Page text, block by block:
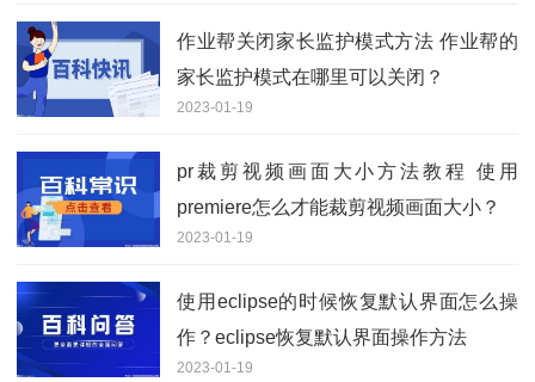
作业帮关闭家长监护模式方法 作业帮的
家长监护模式在哪里可以关闭？
2023-01-19
pr裁剪视频画面大小方法教程 使用
premiere怎么才能裁剪视频画面大小？
2023-01-19
使用eclipse的时候恢复默认界面怎么操
作？eclipse恢复默认界面操作方法
2023-01-19